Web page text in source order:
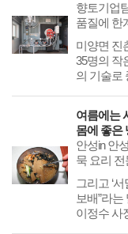
향토기업
품질에 한
미양면 진
35명의 작
의 기술로
여름에는
몸에 좋은
안성in 안
묵 요리 전
그리고 ‘
보배”라
이정수 사